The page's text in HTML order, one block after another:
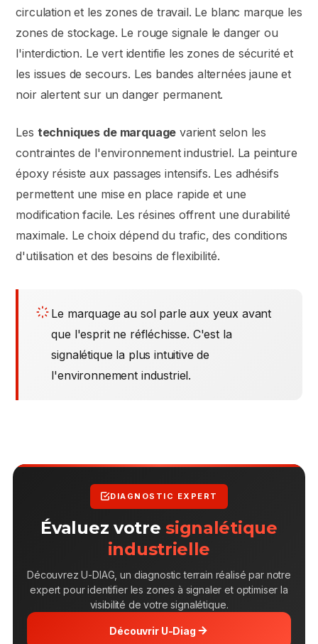
circulation et les zones de travail. Le blanc marque les
zones de stockage. Le rouge signale le danger ou
l'interdiction. Le vert identifie les zones de sécurité et
les issues de secours. Les bandes alternées jaune et
noir alertent sur un danger permanent.
Les techniques de marquage varient selon les
contraintes de l'environnement industriel. La peinture
époxy résiste aux passages intensifs. Les adhésifs
permettent une mise en place rapide et une
modification facile. Les résines offrent une durabilité
maximale. Le choix dépend du trafic, des conditions
d'utilisation et des besoins de flexibilité.
Le marquage au sol parle aux yeux avant
que l'esprit ne réfléchisse. C'est la
signalétique la plus intuitive de
l'environnement industriel.
DIAGNOSTIC EXPERT
Évaluez votresignalétique
industrielle
Découvrez U-DIAG, un diagnostic terrain réalisé par notre
expert pour identifier les zones à signaler et optimiser la
visibilité de votre signalétique.
Découvrir U-Diag